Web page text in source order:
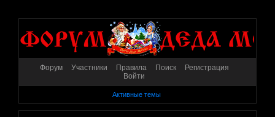
Форум Участники Правила Поиск
Регистрация
Войти
Активные темы